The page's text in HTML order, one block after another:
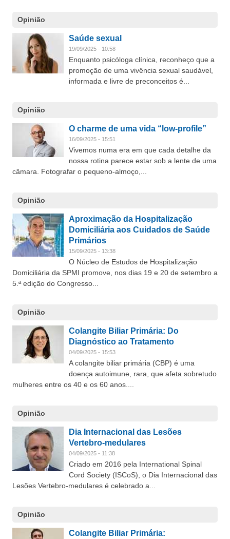
Opinião
Saúde sexual
19/09/2025 - 10:58
Enquanto psicóloga clínica, reconheço que a
promoção de uma vivência sexual saudável,
informada e livre de preconceitos é...
Opinião
O charme de uma vida “low-profile”
16/09/2025 - 15:51
Vivemos numa era em que cada detalhe da
nossa rotina parece estar sob a lente de uma
câmara. Fotografar o pequeno-almoço,...
Opinião
Aproximação da Hospitalização
Domiciliária aos Cuidados de Saúde
Primários
15/09/2025 - 13:38
O Núcleo de Estudos de Hospitalização
Domiciliária da SPMI promove, nos dias 19 e 20 de setembro a
5.ª edição do Congresso...
Opinião
Colangite Biliar Primária: Do
Diagnóstico ao Tratamento
04/09/2025 - 15:53
A colangite biliar primária (CBP) é uma
doença autoimune, rara, que afeta sobretudo
mulheres entre os 40 e os 60 anos....
Opinião
Dia Internacional das Lesões
Vertebro-medulares
04/09/2025 - 11:38
Criado em 2016 pela International Spinal
Cord Society (ISCoS), o Dia Internacional das
Lesões Vertebro-medulares é celebrado a...
Opinião
Colangite Biliar Primária: